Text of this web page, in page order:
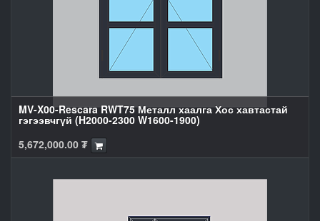
MV-X00-Rescara RWT75 Металл хаалга Хос хавтастай
гэгээвчгүй (H2000-2300 W1600-1900)
5,672,000.00 ₮